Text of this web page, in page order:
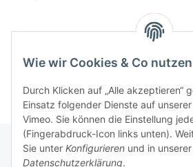
Wie wir Cookies & Co nutzen
Durch Klicken auf „Alle akzeptieren“
Einsatz folgender Dienste auf
Vimeo. Sie können die Einstellung
(Fingerabdruck-Icon links unten).
Sie unter Konfigurieren und in unserer
Datenschutzerklärung.